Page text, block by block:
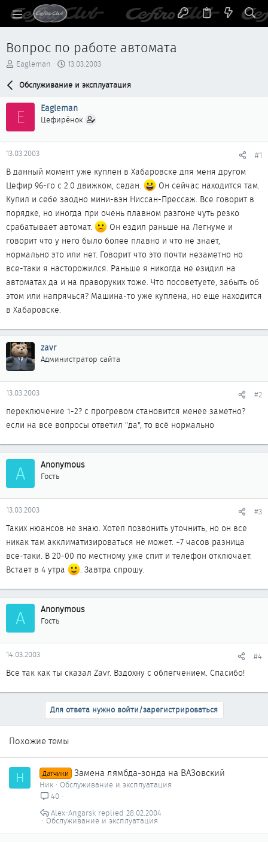
Вопрос по работе автомата
А
р
м
ы
Eagleman
Д
т
н
а
а
13.03.2003
Обслуживание и эксплуатация
E Eagleman
Цефирёнок
13.03.2003 #1
В данный момент уже куплен в Хабаровске для меня другом
Цефир 96-го с 2.0 движком, седан.
Он сейчас находится там.
Купил и себе заодно мини-вэн Ниссан-Прессаж. Все говорит в
порядке, но иногда при очень плавном разгоне чуть резко
срабатывает автомат.
Он ездил раньше на Легнуме и
говорит что у него было более плавно и что не знает,
нормально это или нет. Говорит что это почти незаметно но
все-таки я насторожился. Раньше я никогда не езидил на
автоматах да и на праворуких тоже. Что посоветуете, забыть об
этом или напрячься? Машина-то уже куплена, но еще находится
в Хабаровске.
zavr
Администратор сайта
13.03.2003 #2
переключение 1-2? с прогревом становится менее заметно?
если на все вопросы ответил "да", то всё нормально
A Anonymous
Гость
13.03.2003 #3
Таких нюансов не знаю. Хотел позвонить уточнить, но он все
никак там акклиматизироваться не может. +7 часов разница
все-таки. В 20-00 по местному уже спит и телефон отключает.
Встает в 4 утра
. Завтра спрошу.
A Anonymous
Гость
14.03.2003 #4
Все так как ты сказал Zavr. Вздохну с облегчением. Спасибо!
Для ответа нужно войти/зарегистрироваться
Похожие темы
Н Датчики Замена лямбда-зонда на ВАЗовский
Ник
Обслуживание и эксплуатация
40
Обслуживание и эксплуатация
28.02.2004
Alex-Angarsk